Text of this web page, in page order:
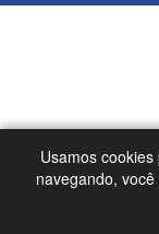
Usamos
navegando,